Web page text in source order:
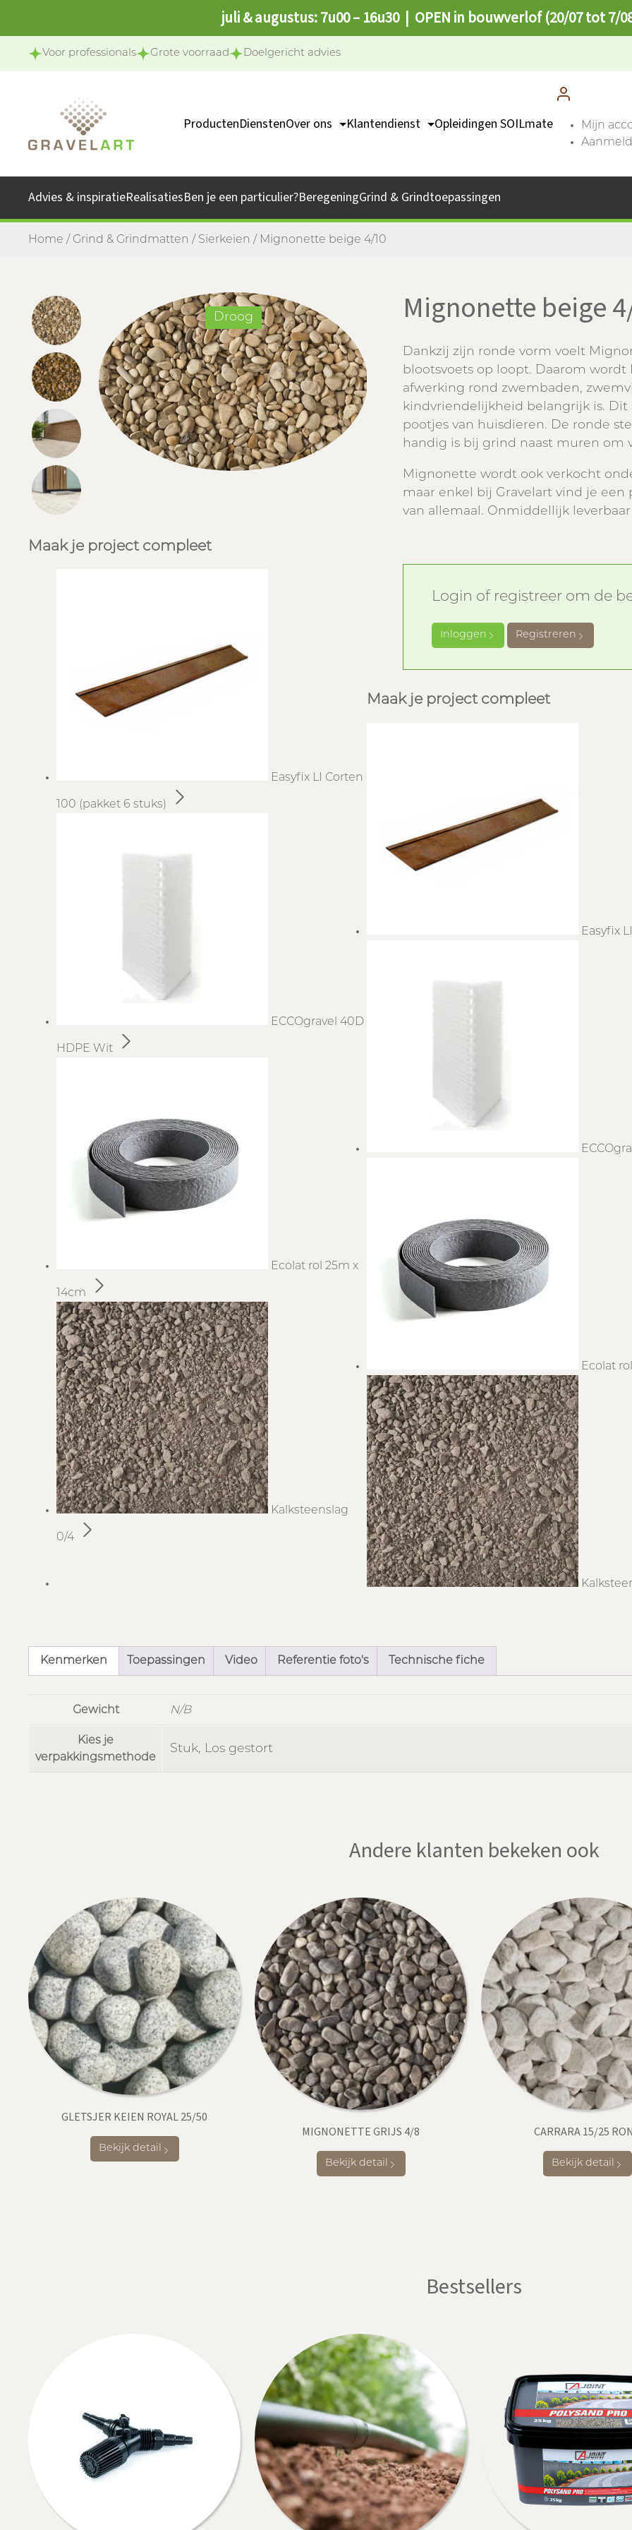
juli & augustus: 7u00 – 16u30 | OPEN in bouwverlof (20/07 tot 7/
Voor professionals Grote voorraad Doelgericht advies
ProductenDienstenOver ons
Onze missie
Jobs
Klantendienst
Catalogus
Afhaalpunten
FAQ
Opleidingen SOILmate
Mijn
Advies & inspiratieRealisatiesBen je een particulier?BeregeningGrind & Grindtoepassingen
Home / Grind & Grindmatten / Sierkeien / Mignonette beige 4/10
Droog
Maak je project compleet
Easyfix LI Corten
100 (pakket 6 stuks)
ECCOgravel 40D
HDPE Wit
Ecolat rol 25m x
14cm
Kalksteenslag
0/4
Mignonette beige
Dankzij zijn ronde vorm voelt
blootsvoets op loopt. Daarom
afwerking rond zwembaden,
kindvriendelijkheid belangrijk is.
pootjes van huisdieren. De ronde
handig is bij grind naast muren om
Mignonette wordt ook verkocht
maar enkel bij Gravelart vind je
van allemaal. Onmiddellijk leverbaar
Login of registreer om de
Inloggen Registreren
Maak je project compleet
Easyfix
Ecolat
Kenmerken Toepassingen Video Referentie foto's Technische fiche
Gewicht N/B
Kies je
verpakkingsmethode
Stuk, Los gestort
Andere klanten bekeken ook
GLETSJER KEIEN ROYAL 25/50
Bekijk detail
MIGNONETTE GRIJS 4/8
Bekijk detail
CARRARA 15/25
Bekijk detail
Bestsellers